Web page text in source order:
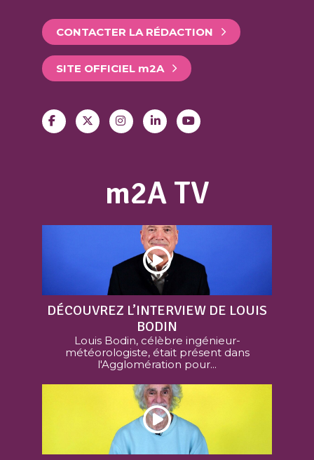
CONTACTER LA RÉDACTION
SITE OFFICIEL m2A
m2A TV
DÉCOUVREZ L’INTERVIEW DE LOUIS
BODIN
Louis Bodin, célèbre ingénieur-
météorologiste, était présent dans
l'Agglomération pour...